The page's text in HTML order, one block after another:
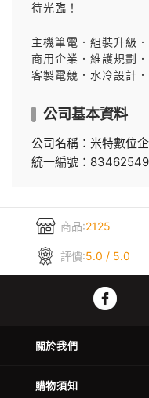
待光臨！
主機筆電．組裝升級 ．
商用企業．維護規劃 ．
客製電競．水冷設計 ．
公司基本資料
公司名稱：米特數位
統一編號：83462549
商品:2125
評價:5.0 / 5.0
關於我們
購物須知